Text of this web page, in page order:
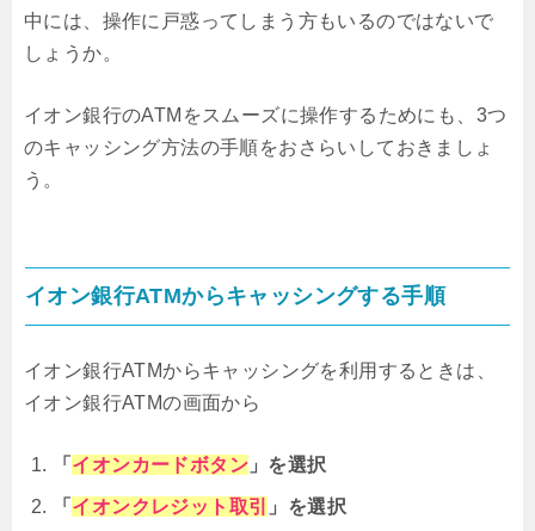
中には、操作に戸惑ってしまう方もいるのではないで
しょうか。
イオン銀行のATMをスムーズに操作するためにも、3つ
のキャッシング方法の手順をおさらいしておきましょ
う。
イオン銀行ATMからキャッシングする手順
イオン銀行ATMからキャッシングを利用するときは、
イオン銀行ATMの画面から
「 イオンカードボタン 」を選択
「 イオンクレジット取引 」を選択